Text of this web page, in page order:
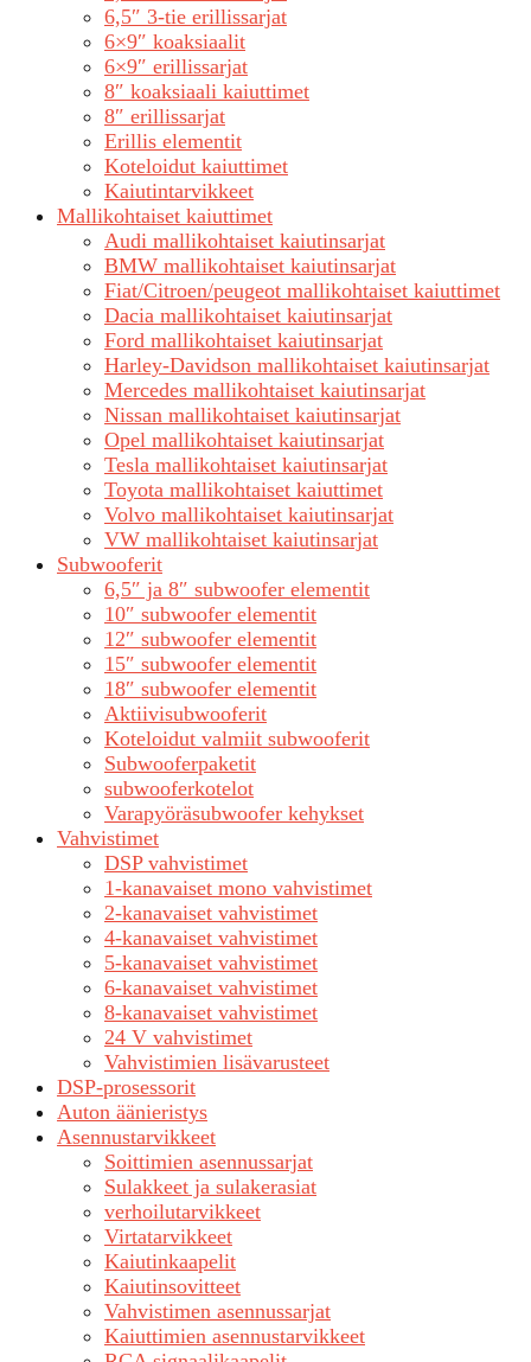
6,5″ 3-tie erillissarjat
6×9″ koaksiaalit
6×9″ erillissarjat
8″ koaksiaali kaiuttimet
8″ erillissarjat
Erillis elementit
Koteloidut kaiuttimet
Kaiutintarvikkeet
Mallikohtaiset kaiuttimet
Audi mallikohtaiset kaiutinsarjat
BMW mallikohtaiset kaiutinsarjat
Fiat/Citroen/peugeot mallikohtaiset kaiuttimet
Dacia mallikohtaiset kaiutinsarjat
Ford mallikohtaiset kaiutinsarjat
Harley-Davidson mallikohtaiset kaiutinsarjat
Mercedes mallikohtaiset kaiutinsarjat
Nissan mallikohtaiset kaiutinsarjat
Opel mallikohtaiset kaiutinsarjat
Tesla mallikohtaiset kaiutinsarjat
Toyota mallikohtaiset kaiuttimet
Volvo mallikohtaiset kaiutinsarjat
VW mallikohtaiset kaiutinsarjat
Subwooferit
6,5″ ja 8″ subwoofer elementit
10″ subwoofer elementit
12″ subwoofer elementit
15″ subwoofer elementit
18″ subwoofer elementit
Aktiivisubwooferit
Koteloidut valmiit subwooferit
Subwooferpaketit
subwooferkotelot
Varapyöräsubwoofer kehykset
Vahvistimet
DSP vahvistimet
1-kanavaiset mono vahvistimet
2-kanavaiset vahvistimet
4-kanavaiset vahvistimet
5-kanavaiset vahvistimet
6-kanavaiset vahvistimet
8-kanavaiset vahvistimet
24 V vahvistimet
Vahvistimien lisävarusteet
DSP-prosessorit
Auton äänieristys
Asennustarvikkeet
Soittimien asennussarjat
Sulakkeet ja sulakerasiat
verhoilutarvikkeet
Virtatarvikkeet
Kaiutinkaapelit
Kaiutinsovitteet
Vahvistimen asennussarjat
Kaiuttimien asennustarvikkeet